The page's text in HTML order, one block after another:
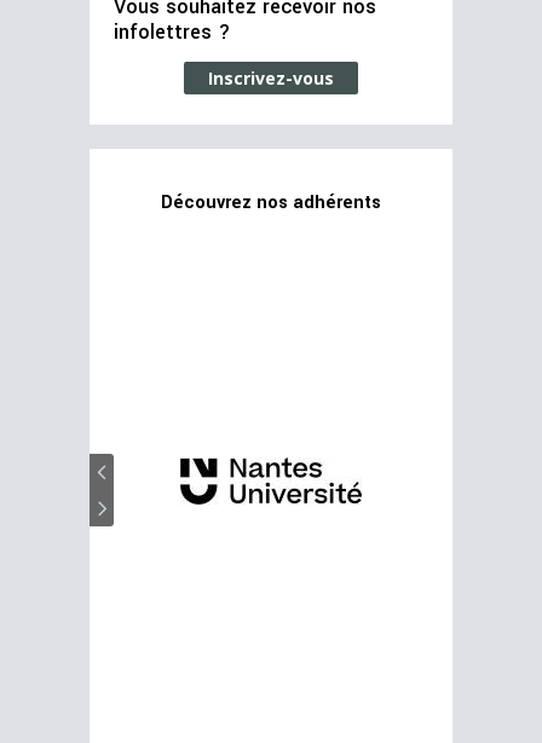
Vous souhaitez recevoir nos
infolettres ?
Inscrivez-vous
Découvrez nos adhérents